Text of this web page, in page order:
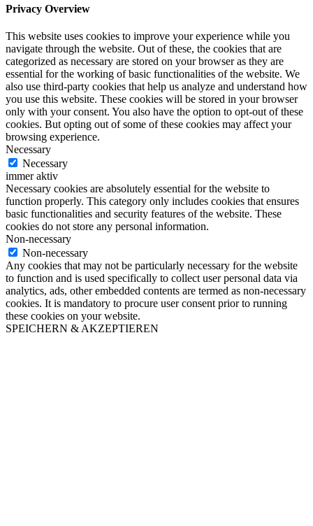
Privacy Overview
This website uses cookies to improve your experience while you
navigate through the website. Out of these, the cookies that are
categorized as necessary are stored on your browser as they are
essential for the working of basic functionalities of the website. We
also use third-party cookies that help us analyze and understand how
you use this website. These cookies will be stored in your browser
only with your consent. You also have the option to opt-out of these
cookies. But opting out of some of these cookies may affect your
browsing experience.
Necessary
Necessary
immer aktiv
Necessary cookies are absolutely essential for the website to
function properly. This category only includes cookies that ensures
basic functionalities and security features of the website. These
cookies do not store any personal information.
Non-necessary
Non-necessary
Any cookies that may not be particularly necessary for the website
to function and is used specifically to collect user personal data via
analytics, ads, other embedded contents are termed as non-necessary
cookies. It is mandatory to procure user consent prior to running
these cookies on your website.
SPEICHERN & AKZEPTIEREN